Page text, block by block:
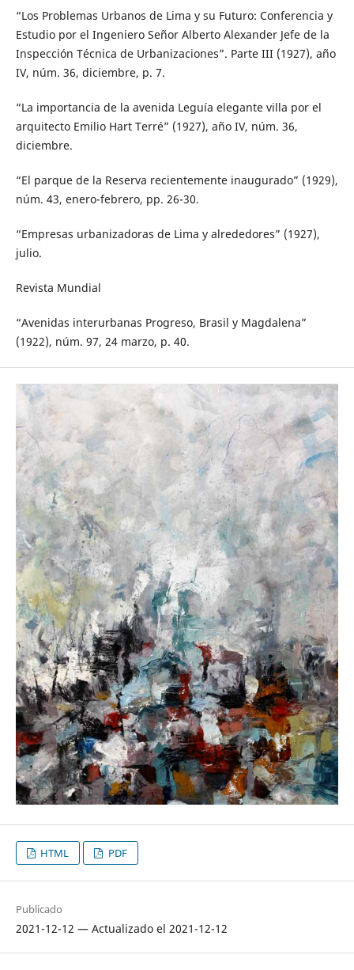
“Los Problemas Urbanos de Lima y su Futuro: Conferencia y
Estudio por el Ingeniero Señor Alberto Alexander Jefe de la
Inspección Técnica de Urbanizaciones”. Parte III (1927), año
IV, núm. 36, diciembre, p. 7.
“La importancia de la avenida Leguía elegante villa por el
arquitecto Emilio Hart Terré” (1927), año IV, núm. 36,
diciembre.
“El parque de la Reserva recientemente inaugurado” (1929),
núm. 43, enero-febrero, pp. 26-30.
“Empresas urbanizadoras de Lima y alrededores” (1927),
julio.
Revista Mundial
“Avenidas interurbanas Progreso, Brasil y Magdalena”
(1922), núm. 97, 24 marzo, p. 40.
HTML PDF
Publicado
2021-12-12 — Actualizado el 2021-12-12